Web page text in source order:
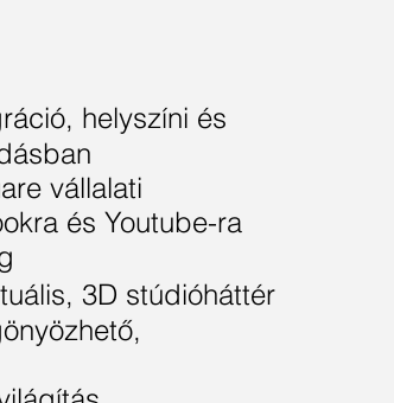
helyszíni és
vállalati
és Youtube-ra
3D stúdióháttér